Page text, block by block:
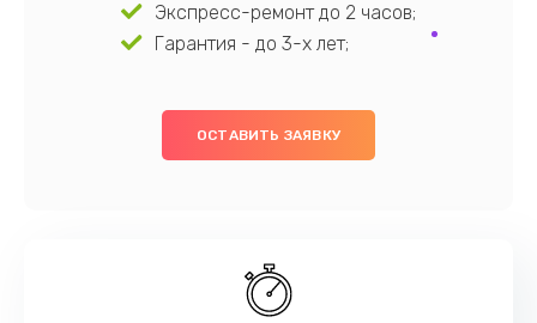
Экспресс-ремонт до 2 часов;
Гарантия - до 3-х лет;
ОСТАВИТЬ ЗАЯВКУ